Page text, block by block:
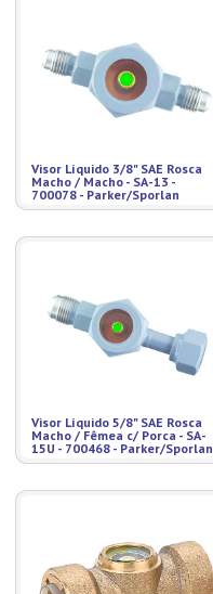
Visor Líquido 3/8" SAE Rosca
Macho / Macho - SA-13 -
700078 - Parker/Sporlan
Visor Líquido 5/8" SAE Rosca
Macho / Fêmea c/ Porca - SA-
15U - 700468 - Parker/Sporlan